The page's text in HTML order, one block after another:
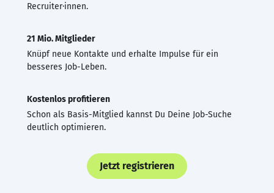
Recruiter·innen.
21 Mio. Mitglieder
Knüpf neue Kontakte und erhalte Impulse für ein
besseres Job-Leben.
Kostenlos profitieren
Schon als Basis-Mitglied kannst Du Deine Job-Suche
deutlich optimieren.
Jetzt registrieren